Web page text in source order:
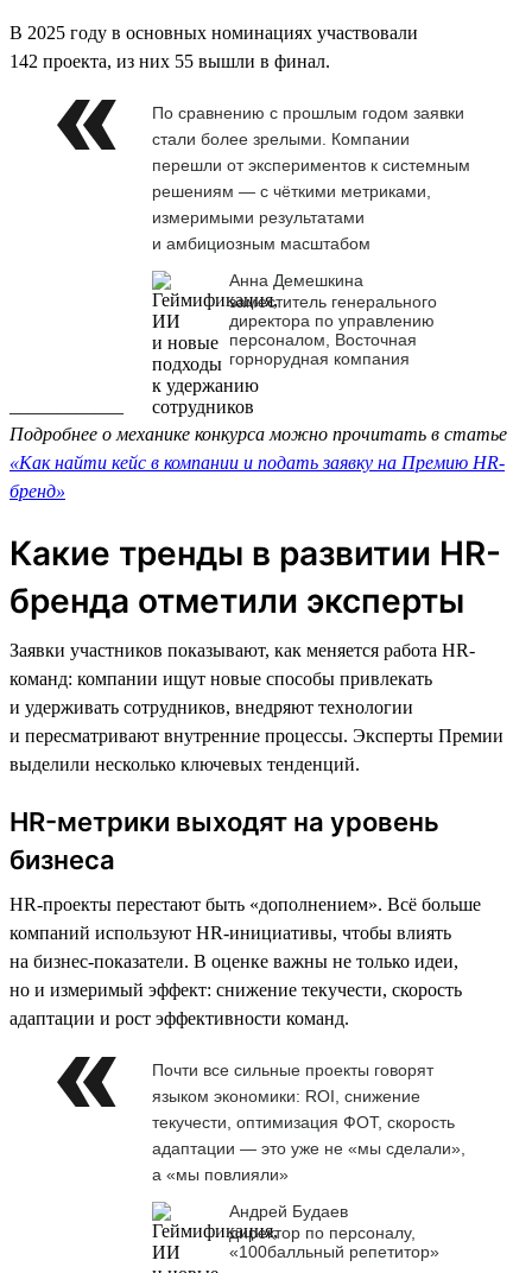
В 2025 году в основных номинациях участвовали
142 проекта, из них 55 вышли в финал.
По сравнению с прошлым годом заявки
стали более зрелыми. Компании
перешли от экспериментов к системным
решениям — с чёткими метриками,
измеримыми результатами
и амбициозным масштабом
Анна Демешкина
заместитель генерального
директора по управлению
персоналом, Восточная
горнорудная компания
Подробнее о механике конкурса можно прочитать в статье
«Как найти кейс в компании и подать заявку на Премию HR-
бренд»
Какие тренды в развитии HR-
бренда отметили эксперты
Заявки участников показывают, как меняется работа HR-
команд: компании ищут новые способы привлекать
и удерживать сотрудников, внедряют технологии
и пересматривают внутренние процессы. Эксперты Премии
выделили несколько ключевых тенденций.
HR-метрики выходят на уровень
бизнеса
HR-проекты перестают быть «дополнением». Всё больше
компаний используют HR-инициативы, чтобы влиять
на бизнес-показатели. В оценке важны не только идеи,
но и измеримый эффект: снижение текучести, скорость
адаптации и рост эффективности команд.
Почти все сильные проекты говорят
языком экономики: ROI, снижение
текучести, оптимизация ФОТ, скорость
адаптации — это уже не «мы сделали»,
а «мы повлияли»
Андрей Будаев
директор по персоналу,
«100балльный репетитор»